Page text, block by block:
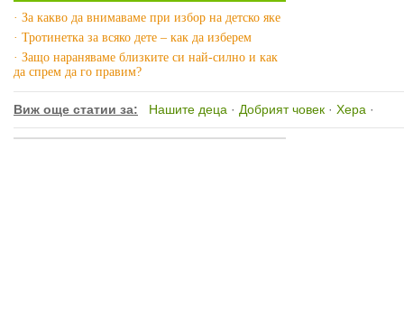
· За какво да внимаваме при избор на детско яке
· Тротинетка за всяко дете – как да изберем
· Защо нараняваме близките си най-силно и как
да спрем да го правим?
Виж още статии за: Нашите деца · Добрият човек · Хера ·